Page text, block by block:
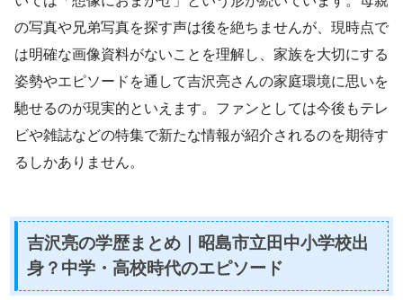
の写真や兄弟写真を探す声は後を絶ちませんが、現時点で
は明確な画像資料がないことを理解し、家族を大切にする
姿勢やエピソードを通して吉沢亮さんの家庭環境に思いを
馳せるのが現実的といえます。ファンとしては今後もテレ
ビや雑誌などの特集で新たな情報が紹介されるのを期待す
るしかありません。
吉沢亮の学歴まとめ｜昭島市立田中小学校出
身？中学・高校時代のエピソード